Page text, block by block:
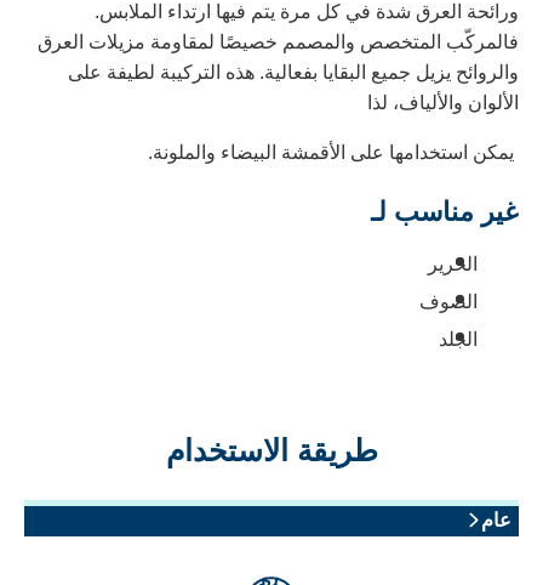
العرق شدة في كل مرة يتم فيها ارتداء الملابس.
المتخصص والمصمم خصيصًا لمقاومة مزيلات العرق
يزيل جميع البقايا بفعالية. هذه التركيبة لطيفة على
والألياف، لذا
استخدامها على الأقمشة البيضاء والملونة.
مناسب لـ
الحرير
الصوف
الجلد
طريقة الاستخدام
عام